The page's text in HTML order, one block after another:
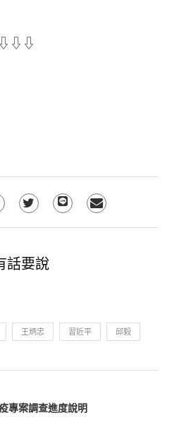
⇩⇩⇩
話要說
王炳忠 習近平 邱毅
專案調查進度說明